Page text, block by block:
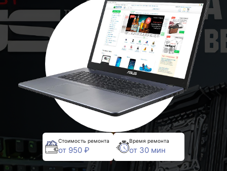
Стоимость ремонта
от 950 ₽
Время ремонта
от 30 мин